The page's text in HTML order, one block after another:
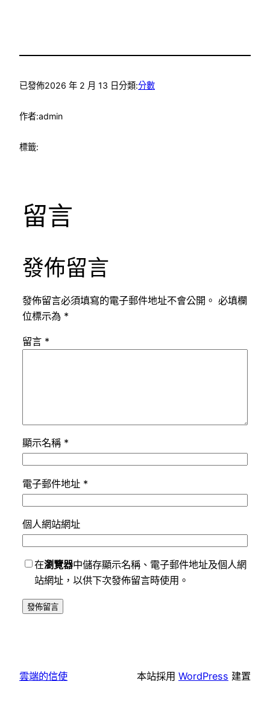
已發佈2026 年 2 月 13 日分類:分數
作者:admin
標籤:
留言
發佈留言
發佈留言必須填寫的電子郵件地址不會公開。 必填欄
位標示為 *
留言 *
顯示名稱 *
電子郵件地址 *
個人網站網址
在瀏覽器中儲存顯示名稱、電子郵件地址及個人網
站網址，以供下次發佈留言時使用。
雲端的信使 本站採用 WordPress 建置